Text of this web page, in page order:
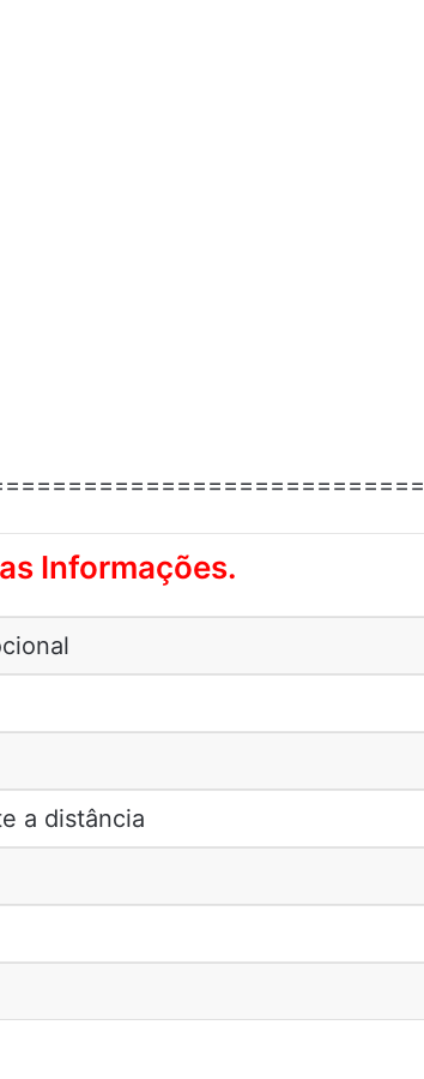
Informações.
a distância